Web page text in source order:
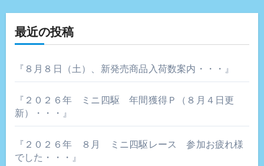
シ
ョ
ン
最近の投稿
『８月８日（土）、新発売商品入荷数案内・・・』
『２０２６年 ミニ四駆 年間獲得Ｐ（８月４日更
新）・・・』
『２０２６年 ８月 ミニ四駆レース 参加お疲れ様
でした・・・』